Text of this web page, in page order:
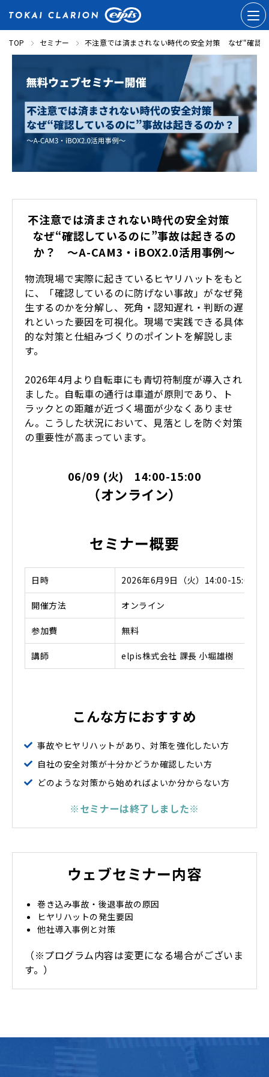
TOP セミナー 不注意では済まされない時代の安全対策 なぜ“確認
不注意では済まされない時代の安全対策
なぜ“確認しているのに”事故は起きるの
か？ ～A-CAM3・iBOX2.0活用事例～
物流現場で実際に起きているヒヤリハットをもと
に、「確認しているのに防げない事故」がなぜ発
生するのかを分解し、死角・認知遅れ・判断の遅
れといった要因を可視化。現場で実践できる具体
的な対策と仕組みづくりのポイントを解説しま
す。
2026年4月より自転車にも青切符制度が導入され
ました。自転車の通行は車道が原則であり、ト
ラックとの距離が近づく場面が少なくありませ
ん。こうした状況において、見落としを防ぐ対策
の重要性が高まっています。
06/09 (火) 14:00-15:00
（オンライン）
セミナー概要
日時 2026年6月9日（火）14:00-15:00
開催方法 オンライン
参加費 無料
講師 elpis株式会社 課長 小堀雄樹
こんな方におすすめ
事故やヒヤリハットがあり、対策を強化したい方
自社の安全対策が十分かどうか確認したい方
どのような対策から始めればよいか分からない方
※セミナーは終了しました※
ウェブセミナー内容
巻き込み事故・後退事故の原因
ヒヤリハットの発生要因
他社導入事例と対策
（※プログラム内容は変更になる場合がございま
す。）